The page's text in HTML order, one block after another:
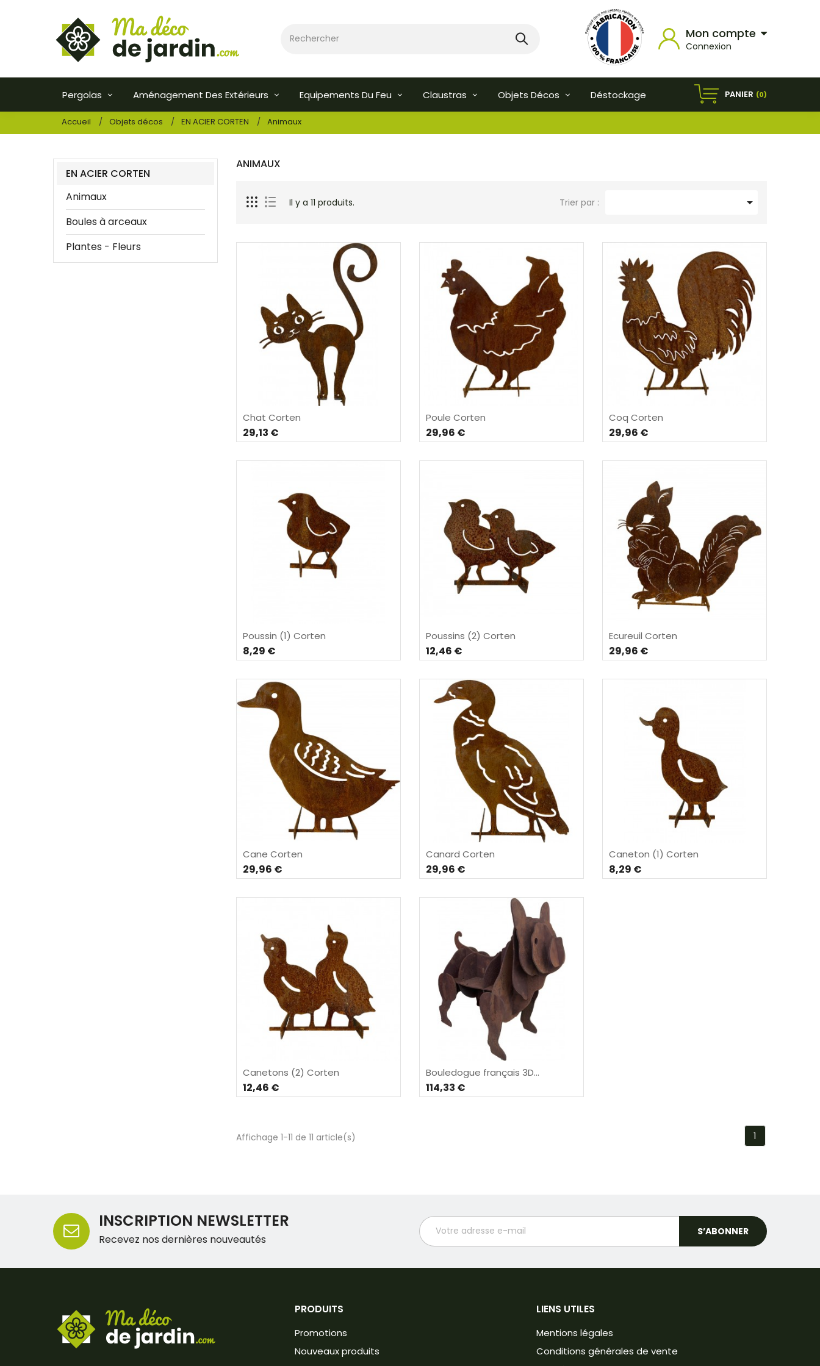
Mon compte
Connexion
Pergolas Aménagement Des Extérieurs Equipements Du Feu Claustras Objets Décos Déstockage PANIER (0)
Accueil Objets décos EN ACIER CORTEN Animaux
EN ACIER CORTEN
Animaux
Boules à arceaux
Plantes - Fleurs
ANIMAUX
Il y a 11 produits. 
Trier par :
Chat Corten
29,13 €
Poule Corten
29,96 €
Coq Corten
29,96 €
Poussin (1) Corten
8,29 €
Poussins (2) Corten
12,46 €
Ecureuil Corten
29,96 €
Cane Corten
29,96 €
Canard Corten
29,96 €
Caneton (1) Corten
8,29 €
Canetons (2) Corten
12,46 €
Bouledogue français 3D...
114,33 €
Affichage 1-11 de 11 article(s) 1
INSCRIPTION NEWSLETTER
Recevez nos dernières nouveautés
PRODUITS
Promotions
Nouveaux produits
LIENS UTILES
Mentions légales
Conditions générales de vente